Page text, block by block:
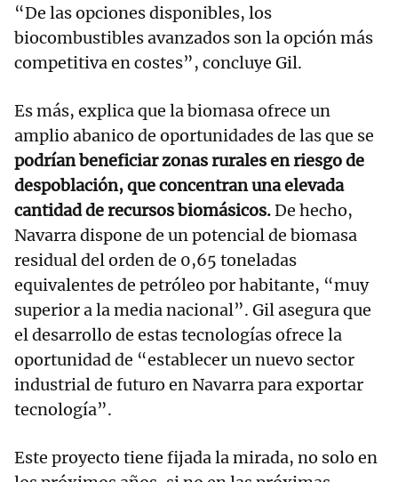
“De las opciones disponibles, los
biocombustibles avanzados son la opción más
competitiva en costes”, concluye Gil.
Es más, explica que la biomasa ofrece un
amplio abanico de oportunidades de las que se
podrían beneficiar zonas rurales en riesgo de
despoblación, que concentran una elevada
cantidad de recursos biomásicos.De hecho,
Navarra dispone de un potencial de biomasa
residual del orden de 0,65 toneladas
equivalentes de petróleo por habitante, “muy
superior a la media nacional”. Gil asegura que
el desarrollo de estas tecnologías ofrece la
oportunidad de “establecer un nuevo sector
industrial de futuro en Navarra para exportar
tecnología”.
Este proyecto tiene fijada la mirada, no solo en